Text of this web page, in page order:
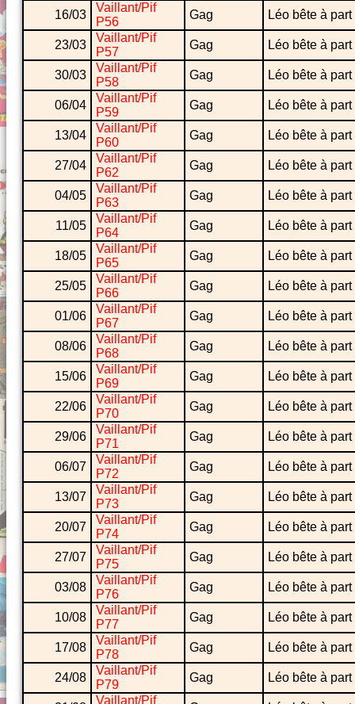
16/03
Vaillant/Pif
P56
Gag Léo bête à part
23/03
Vaillant/Pif
P57
Gag Léo bête à part
30/03
Vaillant/Pif
P58
Gag Léo bête à part
06/04
Vaillant/Pif
P59
Gag Léo bête à part
13/04
Vaillant/Pif
P60
Gag Léo bête à part
27/04
Vaillant/Pif
P62
Gag Léo bête à part
04/05
Vaillant/Pif
P63
Gag Léo bête à part
11/05
Vaillant/Pif
P64
Gag Léo bête à part
18/05
Vaillant/Pif
P65
Gag Léo bête à part
25/05
Vaillant/Pif
P66
Gag Léo bête à part
01/06
Vaillant/Pif
P67
Gag Léo bête à part
08/06
Vaillant/Pif
P68
Gag Léo bête à part
15/06
Vaillant/Pif
P69
Gag Léo bête à part
22/06
Vaillant/Pif
P70
Gag Léo bête à part
29/06
Vaillant/Pif
P71
Gag Léo bête à part
06/07
Vaillant/Pif
P72
Gag Léo bête à part
13/07
Vaillant/Pif
P73
Gag Léo bête à part
20/07
Vaillant/Pif
P74
Gag Léo bête à part
27/07
Vaillant/Pif
P75
Gag Léo bête à part
03/08
Vaillant/Pif
P76
Gag Léo bête à part
10/08
Vaillant/Pif
P77
Gag Léo bête à part
17/08
Vaillant/Pif
P78
Gag Léo bête à part
24/08
Vaillant/Pif
P79
Gag Léo bête à part
Vaillant/Pif